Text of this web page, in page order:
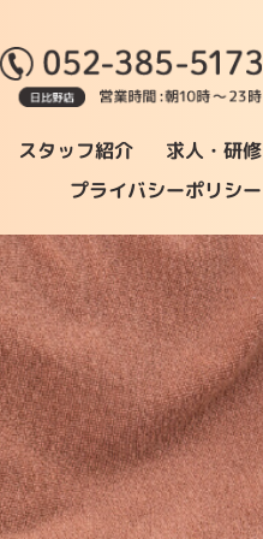
スタッフ紹介 求人・研修
プライバシーポリシー